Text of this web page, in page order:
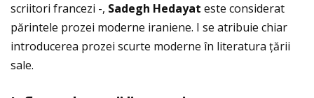
scriitori francezi -, Sadegh Hedayat este considerat
părintele prozei moderne iraniene. I se atribuie chiar
introducerea prozei scurte moderne în literatura ţării
sale.